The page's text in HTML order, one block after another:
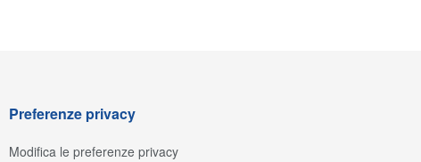
Preferenze privacy
Modifica le preferenze privacy